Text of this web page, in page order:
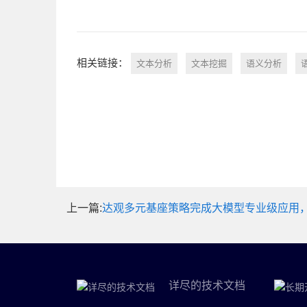
相关链接： 文本分析 文本挖掘 语义分析
上一篇:达观多元基座策略完成大模型专业级应用
详尽的技术文档